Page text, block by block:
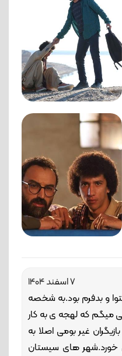
7 اسفند 1404
و بدفرم بود.به شخصه
میگم که لهجه ی به کار
غیر بومی اصلا به
خورد.شهر های سیستان